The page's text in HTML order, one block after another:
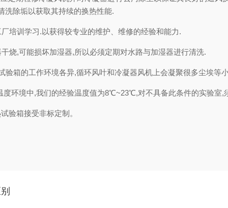
洗除垢以获取其持续的换热性能.
培训学习.以获得较专业的维护、维修的经验和能力.
烧,可能损坏加湿器,所以必须定期对水路与加湿器进行清洗.
箱的工作环境各异,循环风叶和冷凝器风机上会凝聚很多尘埃等
环境中,我们的经验温度值为8℃~23℃,对不具备此条件的实验室,
验箱接受非标定制。